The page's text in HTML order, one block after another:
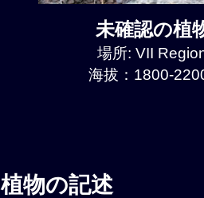
未確認の植
場所: VII
海拔：1800-
植物の記述